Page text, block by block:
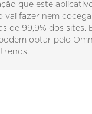
que este
vai fazer nem
de 99,9% dos sites.
optar pelo